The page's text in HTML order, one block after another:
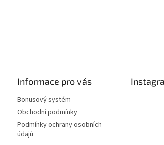
Informace pro vás
Bonusový systém
Obchodní podmínky
Podmínky ochrany osobních
údajů